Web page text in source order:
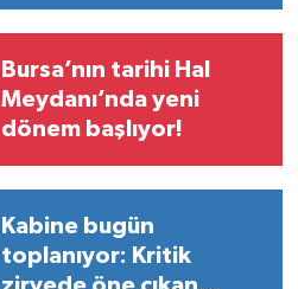
Bursa’nın tarihi Hal
Meydanı’nda yeni
dönem başlıyor!
Kabine bugün
toplanıyor: Kritik